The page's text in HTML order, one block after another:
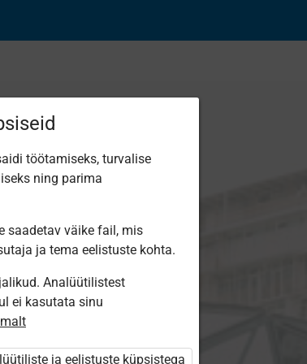
töötamiseks, turvalise
ning parima
saadetav väike fail, mis
ja tema eelistuste kohta.
Analüütilistest
ei kasutata sinu
ja eelistuste küpsistega